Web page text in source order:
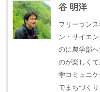
谷 明洋
フリーラン
ン・サイエ
のに農学部
のが楽しく
学コミュニ
でまちづく